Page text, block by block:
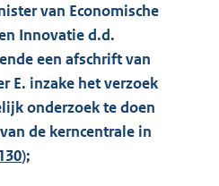
van Economische
Innovatie d.d.
een afschrift van
E. inzake het verzoek
onderzoek te doen
de kerncentrale in
);